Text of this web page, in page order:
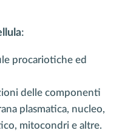
:
procariotiche ed
delle componenti
plasmatica, nucleo,
mitocondri e altre.